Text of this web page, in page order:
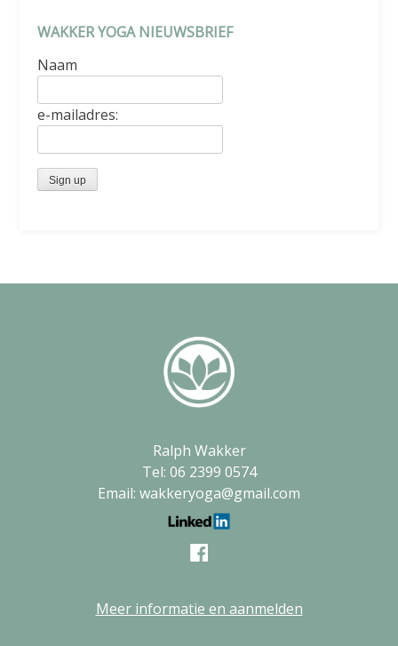
WAKKER YOGA NIEUWSBRIEF
Naam
e-mailadres:
Ralph Wakker
Tel: 06 2399 0574
Email: wakkeryoga@gmail.com
Meer informatie en aanmelden